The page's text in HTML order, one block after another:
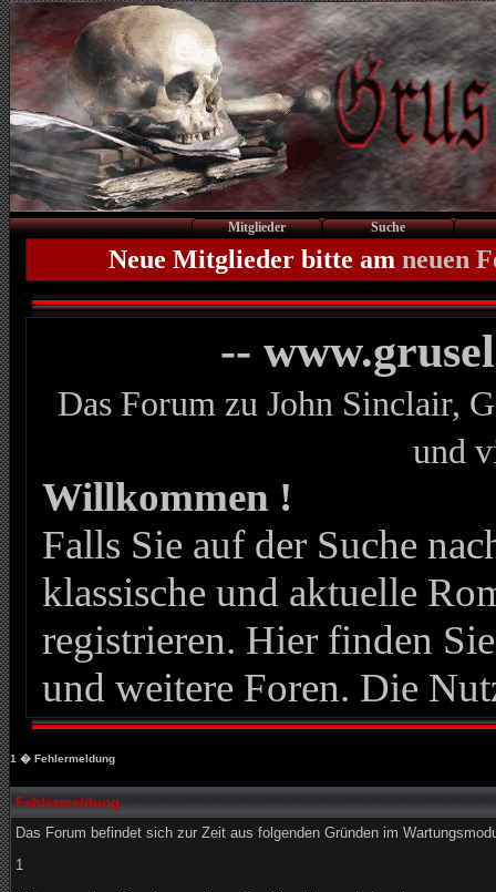
Mitglieder Suche
Neue Mitglieder bitte am neuen
--
Das Forum zu John Sinclair,
und
Willkommen !
Falls Sie auf der Suche
klassische und aktuelle
registrieren. Hier finden
und weitere Foren. Die
1 � Fehlermeldung
Fehlermeldung
Das Forum befindet sich zur Zeit aus folgenden Gründen im
1